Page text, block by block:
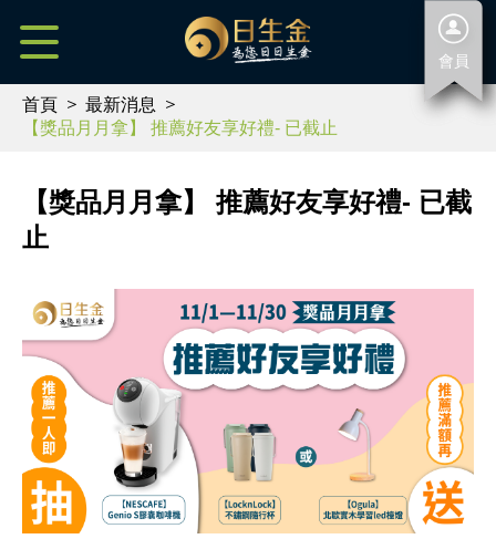
會員
首頁
最新消息
【獎品月月拿】 推薦好友享好禮- 已截止
【獎品月月拿】 推薦好友享好禮- 已截
止